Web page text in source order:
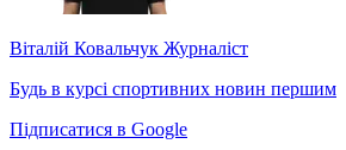
Віталій Ковальчук Журналіст
Будь в курсі спортивних новин першим
Підписатися в Google